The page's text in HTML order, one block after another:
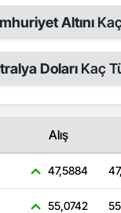
Altını
DolarıKaç
Alış
47,5884
55,0742